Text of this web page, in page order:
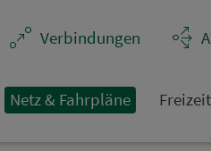
Ver­bin­dungen
Netz & Fahrpläne